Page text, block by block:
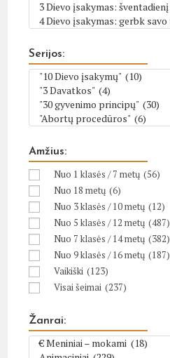
Serijos:
Amžius:
Nuo 1 klasės / 7 metų (56)
Nuo 18 metų (6)
Nuo 3 klasės / 10 metų (12)
Nuo 5 klasės / 12 metų (487)
Nuo 7 klasės / 14 metų (382)
Nuo 9 klasės / 16 metų (187)
Vaikiški (123)
Visai šeimai (237)
Žanrai: